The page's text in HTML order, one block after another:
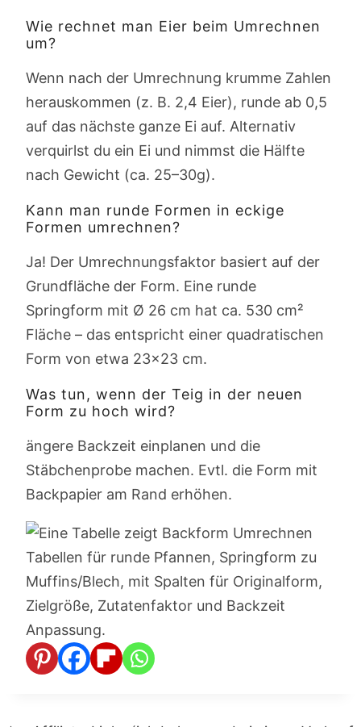
Wie rechnet man Eier beim Umrechnen
um?
Wenn nach der Umrechnung krumme Zahlen
herauskommen (z. B. 2,4 Eier), runde ab 0,5
auf das nächste ganze Ei auf. Alternativ
verquirlst du ein Ei und nimmst die Hälfte
nach Gewicht (ca. 25–30g).
Kann man runde Formen in eckige
Formen umrechnen?
Ja! Der Umrechnungsfaktor basiert auf der
Grundfläche der Form. Eine runde
Springform mit Ø 26 cm hat ca. 530 cm²
Fläche – das entspricht einer quadratischen
Form von etwa 23×23 cm.
Was tun, wenn der Teig in der neuen
Form zu hoch wird?
ängere Backzeit einplanen und die
Stäbchenprobe machen. Evtl. die Form mit
Backpapier am Rand erhöhen.